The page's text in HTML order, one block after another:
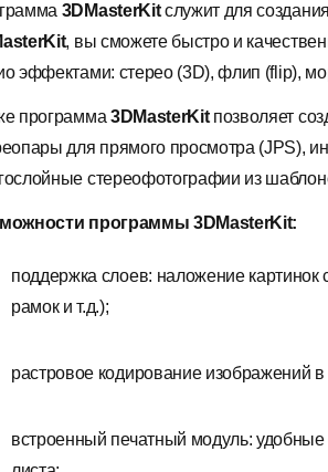
3DMasterKitслужит для
, вы сможете быстро и
эффектами: стерео (3D), флип (flip),
программа 3DMasterKitпозволяет
для прямого просмотра (JPS),
стереофотографии из
программы 3DMasterKit:
поддержка слоев: наложение
рамок и т.д.);
растровое кодирование изображений
встроенный печатный модуль: